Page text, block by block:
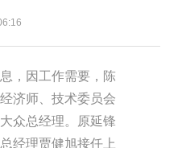
，因工作需要，陈
济师、技术委员会
众总经理。原延锋
经理贾健旭接任上